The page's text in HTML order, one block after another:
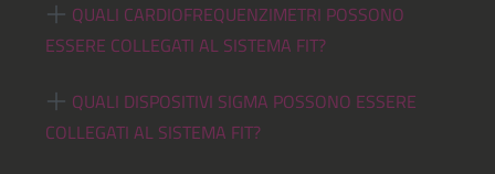
QUALI CARDIOFREQUENZIMETRI POSSONO
ESSERE COLLEGATI AL SISTEMA FIT?
QUALI DISPOSITIVI SIGMA POSSONO ESSERE
COLLEGATI AL SISTEMA FIT?